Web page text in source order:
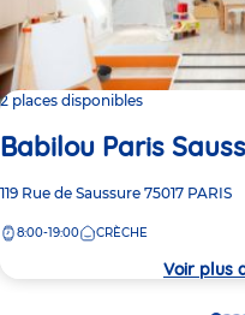
2 places disponibles
Babilou Paris
Adresse
la
119 Rue de Saussure 75017 PARIS
8:00-19:00 CRÈCHE
Voir plus